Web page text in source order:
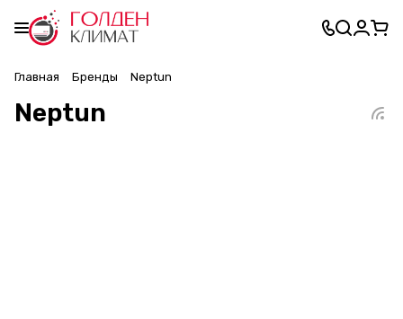
Главная Бренды Neptun
Neptun